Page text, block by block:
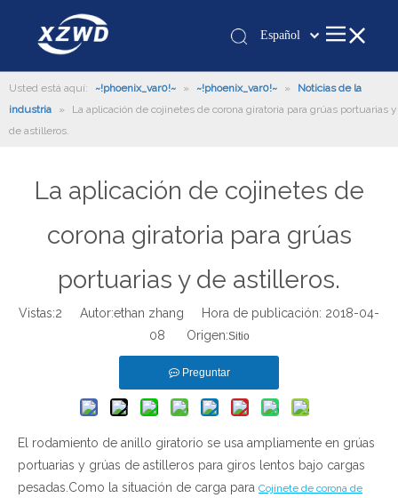
Español
românesc
Türk dili
日本語
Deutsch
Português
Français
Español
Usted está aquí: ~!phoenix_var0!~ » ~!phoenix_var0!~ »
Noticias de la
industria
»
La aplicación de cojinetes de corona giratoria para grúas portuarias y
de astilleros.
La aplicación de cojinetes de
corona giratoria para grúas
portuarias y de astilleros.
Vistas:2 Autor:ethan zhang Hora de publicación: 2018-04-
08 Origen:Sitio
Preguntar
El rodamiento de anillo giratorio se usa ampliamente en grúas
portuarias y grúas de astilleros para giros lentos bajo cargas
pesadas.Como la situación de carga para Cojinete de corona de